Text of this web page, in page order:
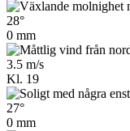
28°
0 mm
3.5 m/s
Kl. 19
27°
0 mm